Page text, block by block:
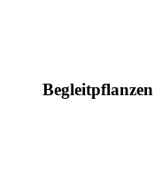
Begleitpflanzen